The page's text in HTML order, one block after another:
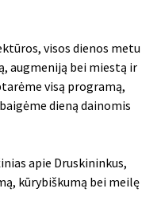
visos dienos metu
augmeniją bei miestą ir
visą programą,
dieną dainomis
apie Druskininkus,
kūrybiškumą bei meilę